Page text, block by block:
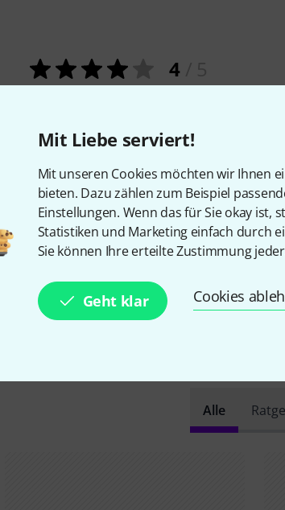
Mit Liebe serviert!
Mit unseren Cookies möchten wir Ihnen
bieten. Dazu zählen zum Beispiel
Einstellungen. Wenn das für Sie okay ist,
Statistiken und Marketing einfach durch
Sie können Ihre erteilte Zustimmung
Geht klar Cookies
4/ 5
Alle